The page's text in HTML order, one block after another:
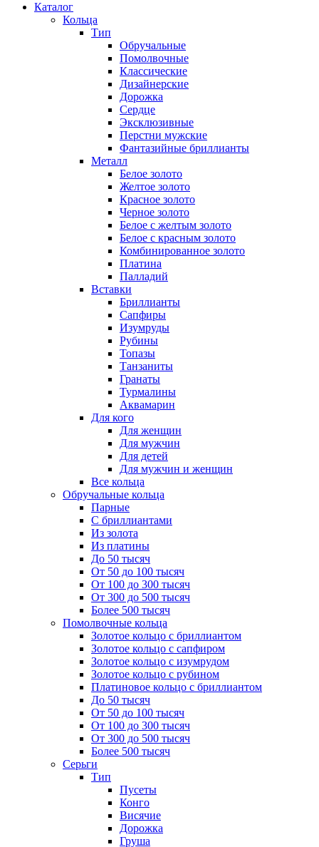
Каталог
Кольца
Тип
Обручальные
Помолвочные
Классические
Дизайнерские
Дорожка
Сердце
Эксклюзивные
Перстни мужские
Фантазийные бриллианты
Металл
Белое золото
Желтое золото
Красное золото
Черное золото
Белое с желтым золото
Белое с красным золото
Комбинированное золото
Платина
Палладий
Вставки
Бриллианты
Сапфиры
Изумруды
Рубины
Топазы
Танзаниты
Гранаты
Турмалины
Аквамарин
Для кого
Для женщин
Для мужчин
Для детей
Для мужчин и женщин
Все кольца
Обручальные кольца
Парные
С бриллиантами
Из золота
Из платины
До 50 тысяч
От 50 до 100 тысяч
От 100 до 300 тысяч
От 300 до 500 тысяч
Более 500 тысяч
Помолвочные кольца
Золотое кольцо с бриллиантом
Золотое кольцо с сапфиром
Золотое кольцо с изумрудом
Золотое кольцо с рубином
Платиновое кольцо с бриллиантом
До 50 тысяч
От 50 до 100 тысяч
От 100 до 300 тысяч
От 300 до 500 тысяч
Более 500 тысяч
Серьги
Тип
Пусеты
Конго
Висячие
Дорожка
Груша